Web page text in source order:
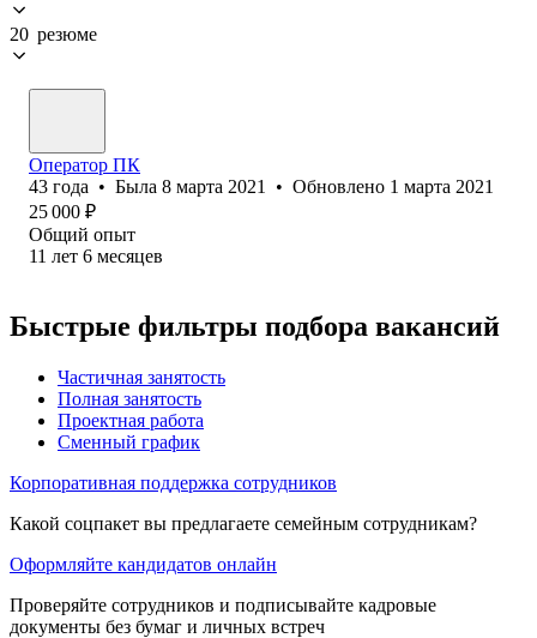
20 резюме
Оператор ПК
43 года • Была 8 марта 2021 • Обновлено 1 марта 2021
25 000 ₽
Общий опыт
11 лет 6 месяцев
Быстрые фильтры подбора вакансий
Частичная занятость
Полная занятость
Проектная работа
Сменный график
Корпоративная поддержка сотрудников
Какой соцпакет вы предлагаете семейным сотрудникам?
Оформляйте кандидатов онлайн
Проверяйте сотрудников и подписывайте кадровые
документы без бумаг и личных встреч